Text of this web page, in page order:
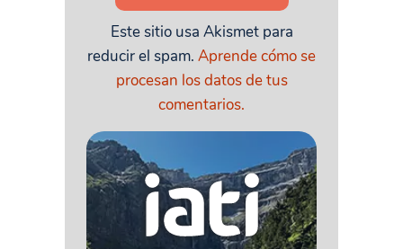
Este sitio usa Akismet para
reducir el spam. Aprende cómo se
procesan los datos de tus
comentarios.